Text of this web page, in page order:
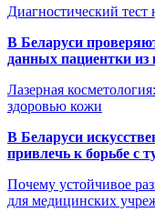
Диагностический
В Беларуси
данных пациентки из
Лазерная
здоровью кожи
В Беларуси
привлечь к борьбе с
Почему устойчивое
для медицинских